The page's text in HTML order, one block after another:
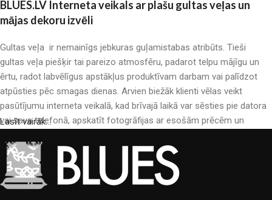
BLUES.LV Interneta veikals ar plašu gultas veļas un
mājas dekoru izvēli
Gultas veļa ir nemainīgs jebkuras guļamistabas atribūts. Tieši
gultas veļa piešķir tai pareizo atmosfēru, padarot telpu mājīgu un
ērtu, radot labvēlīgus apstākļus produktīvam darbam vai palīdzot
atpūsties pēc smagas dienas. Arvien biežāk klienti vēlas veikt
pasūtījumu interneta veikalā, kad brīvajā laikā var sēsties pie datora
vai sava telefonā, apskatīt fotogrāfijas ar esošām prēcēm un
veļas katalogs: pieejamas gan kokvilnas, gan kokvilna satīna gultas
veļas.
Gultas veļas ražošana ir moderns mākslas veids
Lasīt vairāk...